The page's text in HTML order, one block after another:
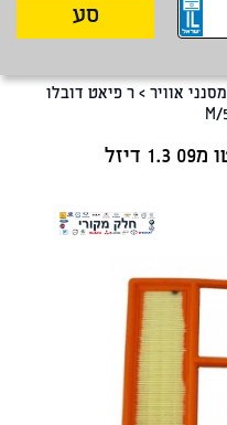
סע
מסנני אוויר > ר פיאט דובלו
ר פיאט דובלו פיורינו פונטו מ09 1.3 דיזל